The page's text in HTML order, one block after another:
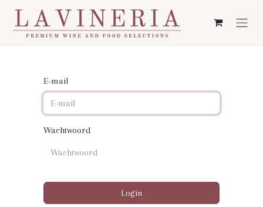
E-mail
Wachtwoord
Login